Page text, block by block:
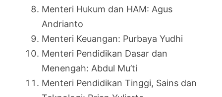
Menteri Hukum dan HAM: Agus
Andrianto
Menteri Keuangan: Purbaya Yudhi
Menteri Pendidikan Dasar dan
Menengah: Abdul Mu’ti
Menteri Pendidikan Tinggi, Sains dan